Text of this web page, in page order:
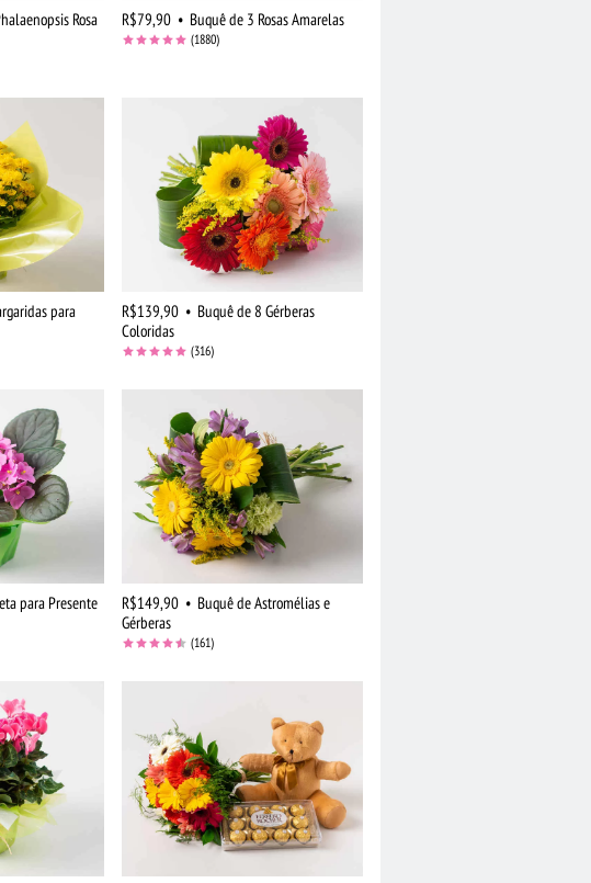
Rosa R$79,90 • Buquê de 3 Rosas Amarelas
(1880)
para
R$139,90 • Buquê de 8 Gérberas
Coloridas
(316)
para Presente R$149,90 • Buquê de Astromélias e
Gérberas
(161)